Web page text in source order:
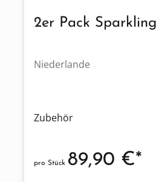
2er Pack
Niederlande
Zubehör
pro Stück 89,90 €*